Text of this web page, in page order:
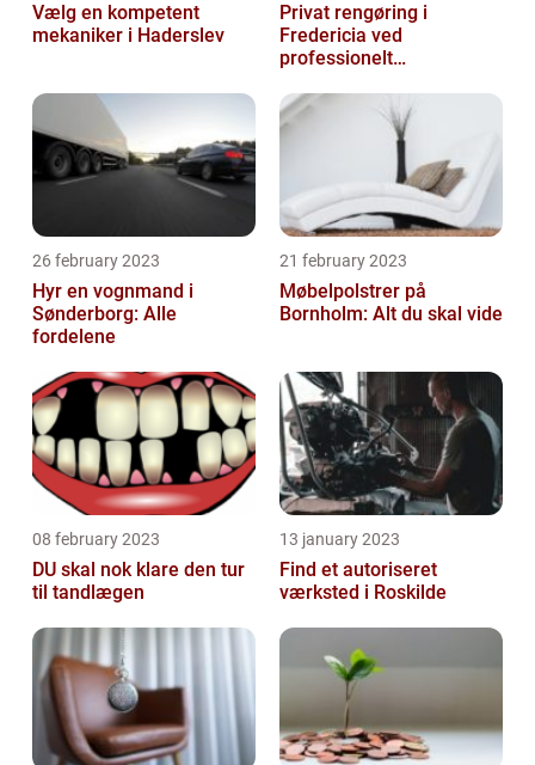
Vælg en kompetent
mekaniker i Haderslev
Privat rengøring i
Fredericia ved
professionelt
26 february 2023
Hyr en vognmand i
Sønderborg: Alle
fordelene
21 february 2023
Møbelpolstrer på
Bornholm: Alt du skal vide
08 february 2023
DU skal nok klare den tur
til tandlægen
13 january 2023
Find et autoriseret
værksted i Roskilde